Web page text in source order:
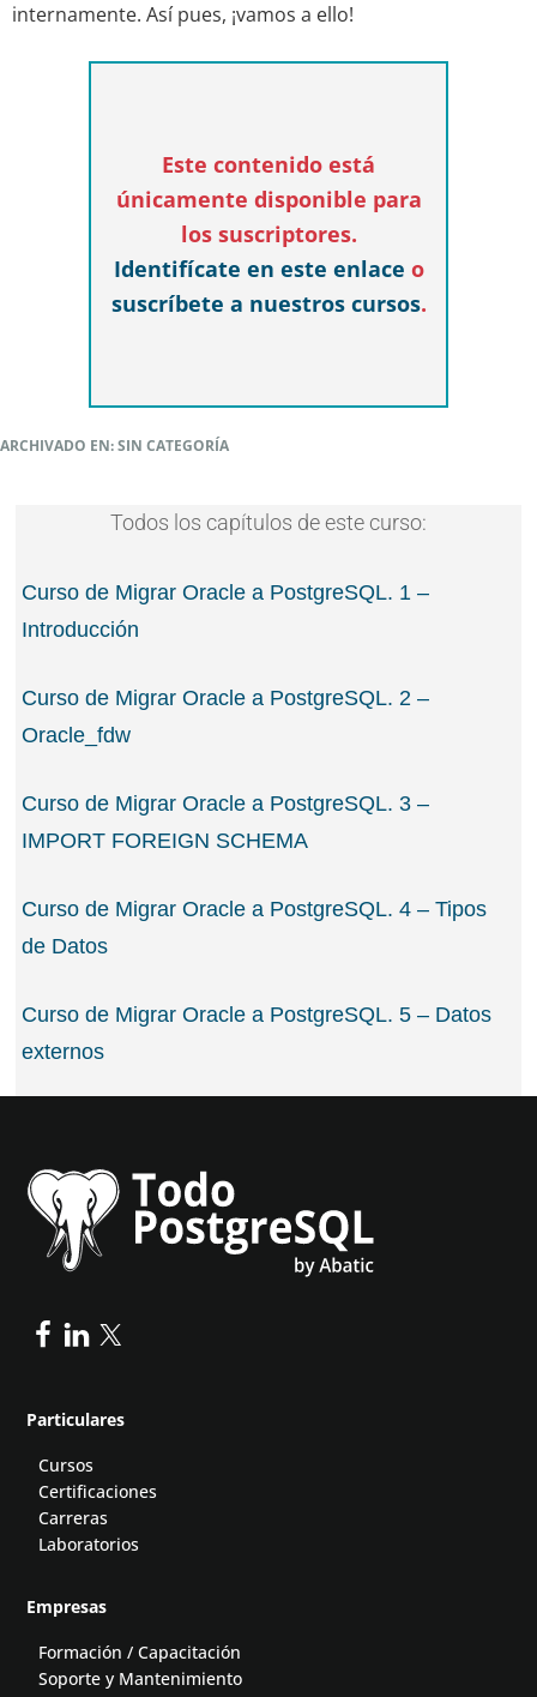
internamente. Así pues, ¡vamos a ello!
Este contenido está
únicamente disponible para
los suscriptores.
Identifícate en este enlace o
suscríbete a nuestros cursos.
ARCHIVADO EN: SIN CATEGORÍA
Todos los capítulos de este curso:
Curso de Migrar Oracle a PostgreSQL. 1 –
Introducción
Curso de Migrar Oracle a PostgreSQL. 2 –
Oracle_fdw
Curso de Migrar Oracle a PostgreSQL. 3 –
IMPORT FOREIGN SCHEMA
Curso de Migrar Oracle a PostgreSQL. 4 – Tipos
de Datos
Curso de Migrar Oracle a PostgreSQL. 5 – Datos
externos
Particulares
Cursos
Certificaciones
Carreras
Laboratorios
Empresas
Formación / Capacitación
Soporte y Mantenimiento